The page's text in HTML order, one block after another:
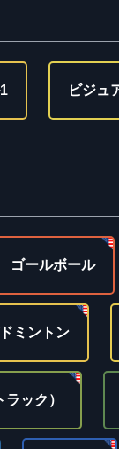
ビジュ
ゴールボール
ミントン
ック）